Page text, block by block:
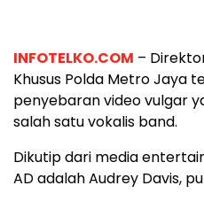
INFOTELKO.COM –
Khusus Polda Metro Jaya
penyebaran video vulgar
salah satu vokalis band.
Dikutip dari media
AD adalah Audrey Davis,